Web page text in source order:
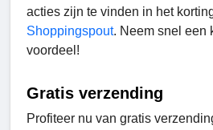
acties zijn te vinden in het
Shoppingspout. Neem snel een
voordeel!
Gratis verzending
Profiteer nu van gratis